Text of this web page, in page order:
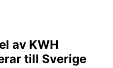
av KWH
till Sverige